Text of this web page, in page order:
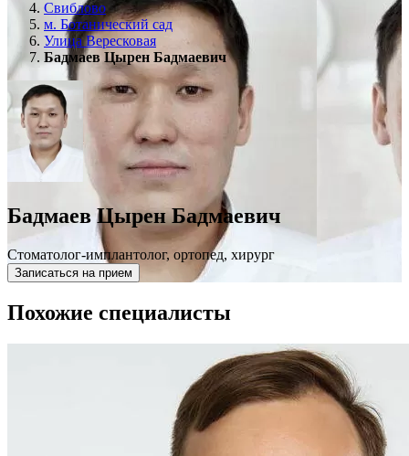
Свиблово
м. Ботанический сад
Улица Вересковая
Бадмаев Цырен Бадмаевич
Бадмаев Цырен Бадмаевич
Стоматолог-имплантолог, ортопед, хирург
Записаться на прием
Похожие специалисты